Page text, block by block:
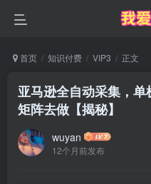
首页 知识付费 VIP3 正文
亚马逊全自动采集，
矩阵去做【揭秘】
wuyan
12个月前发布